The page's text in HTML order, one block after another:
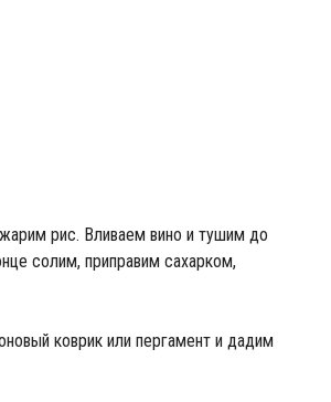
рис. Вливаем вино и тушим до
солим, приправим сахарком,
коврик или пергамент и дадим